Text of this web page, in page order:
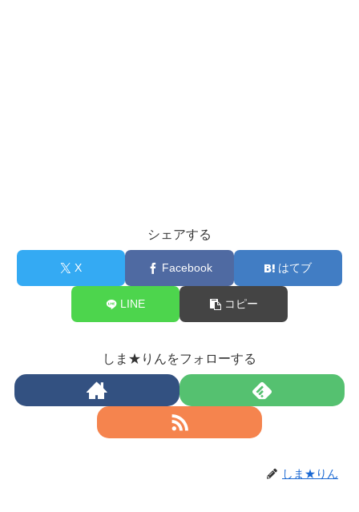
シェアする
X Facebook はてブ
LINE コピー
しま★りんをフォローする
しま★りん